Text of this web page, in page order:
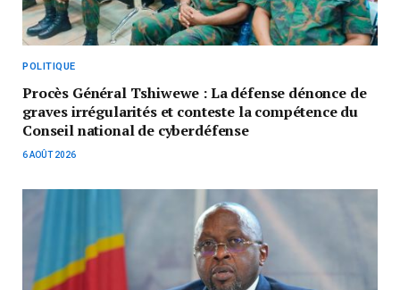
POLITIQUE
Procès Général Tshiwewe : La défense dénonce de
graves irrégularités et conteste la compétence du
Conseil national de cyberdéfense
6 AOÛT 2026